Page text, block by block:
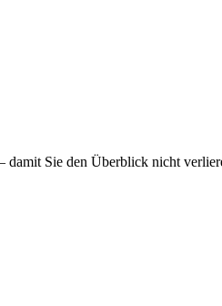
Sie den Überblick nicht